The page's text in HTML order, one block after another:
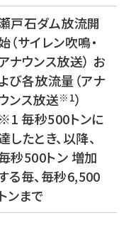
戸石ダム放流開
（サイレン吹鳴・
ナウンス放送） お
び各放流量（アナ
ンス放送※1）
※1 毎秒500トンに
したとき、以降、
秒500トン 増加
る毎、毎秒6,500
トンまで